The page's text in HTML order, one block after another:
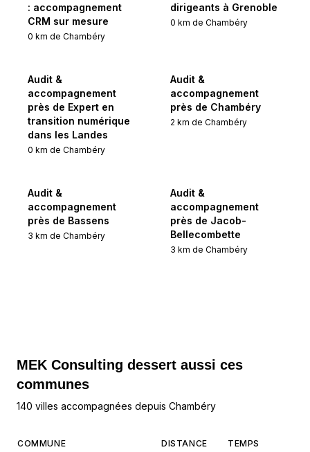
: accompagnement
CRM sur mesure
0 km de Chambéry
dirigeants à Grenoble
0 km de Chambéry
Audit &
accompagnement
près de Expert en
transition numérique
dans les Landes
0 km de Chambéry
Audit &
accompagnement
près de Chambéry
2 km de Chambéry
Audit &
accompagnement
près de Bassens
3 km de Chambéry
Audit &
accompagnement
près de Jacob-
Bellecombette
3 km de Chambéry
MEK Consulting dessert aussi ces
communes
140 villes accompagnées depuis Chambéry
COMMUNE DISTANCE TEMPS